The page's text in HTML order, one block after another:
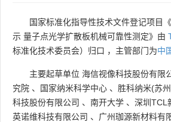
国家标准化指导性技术文件登记项目
示 量子点光学扩散板机械可靠性测定》由
标准化技术委员会）归口 ，主管部门为中
主要起草单位 海信视像科技股份有限
究院 、 国家纳米科学中心 、 胜科纳米(苏
科技股份有限公司 、 南开大学 、 深圳TCL
英诺维科技有限公司 、 广州珈源新材料有